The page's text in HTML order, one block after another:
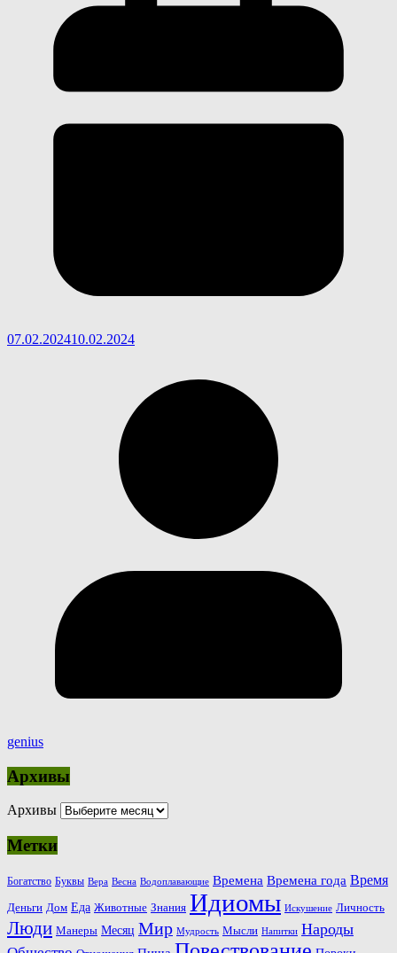
07.02.202410.02.2024
genius
Архивы
Архивы
Метки
Богатство Буквы Вера Весна Водоплавающие Времена Времена года Время
Деньги Дом Еда Животные Знания Идиомы Искушение Личность
Люди Манеры Месяц Мир Мудрость Мысли Напитки Народы